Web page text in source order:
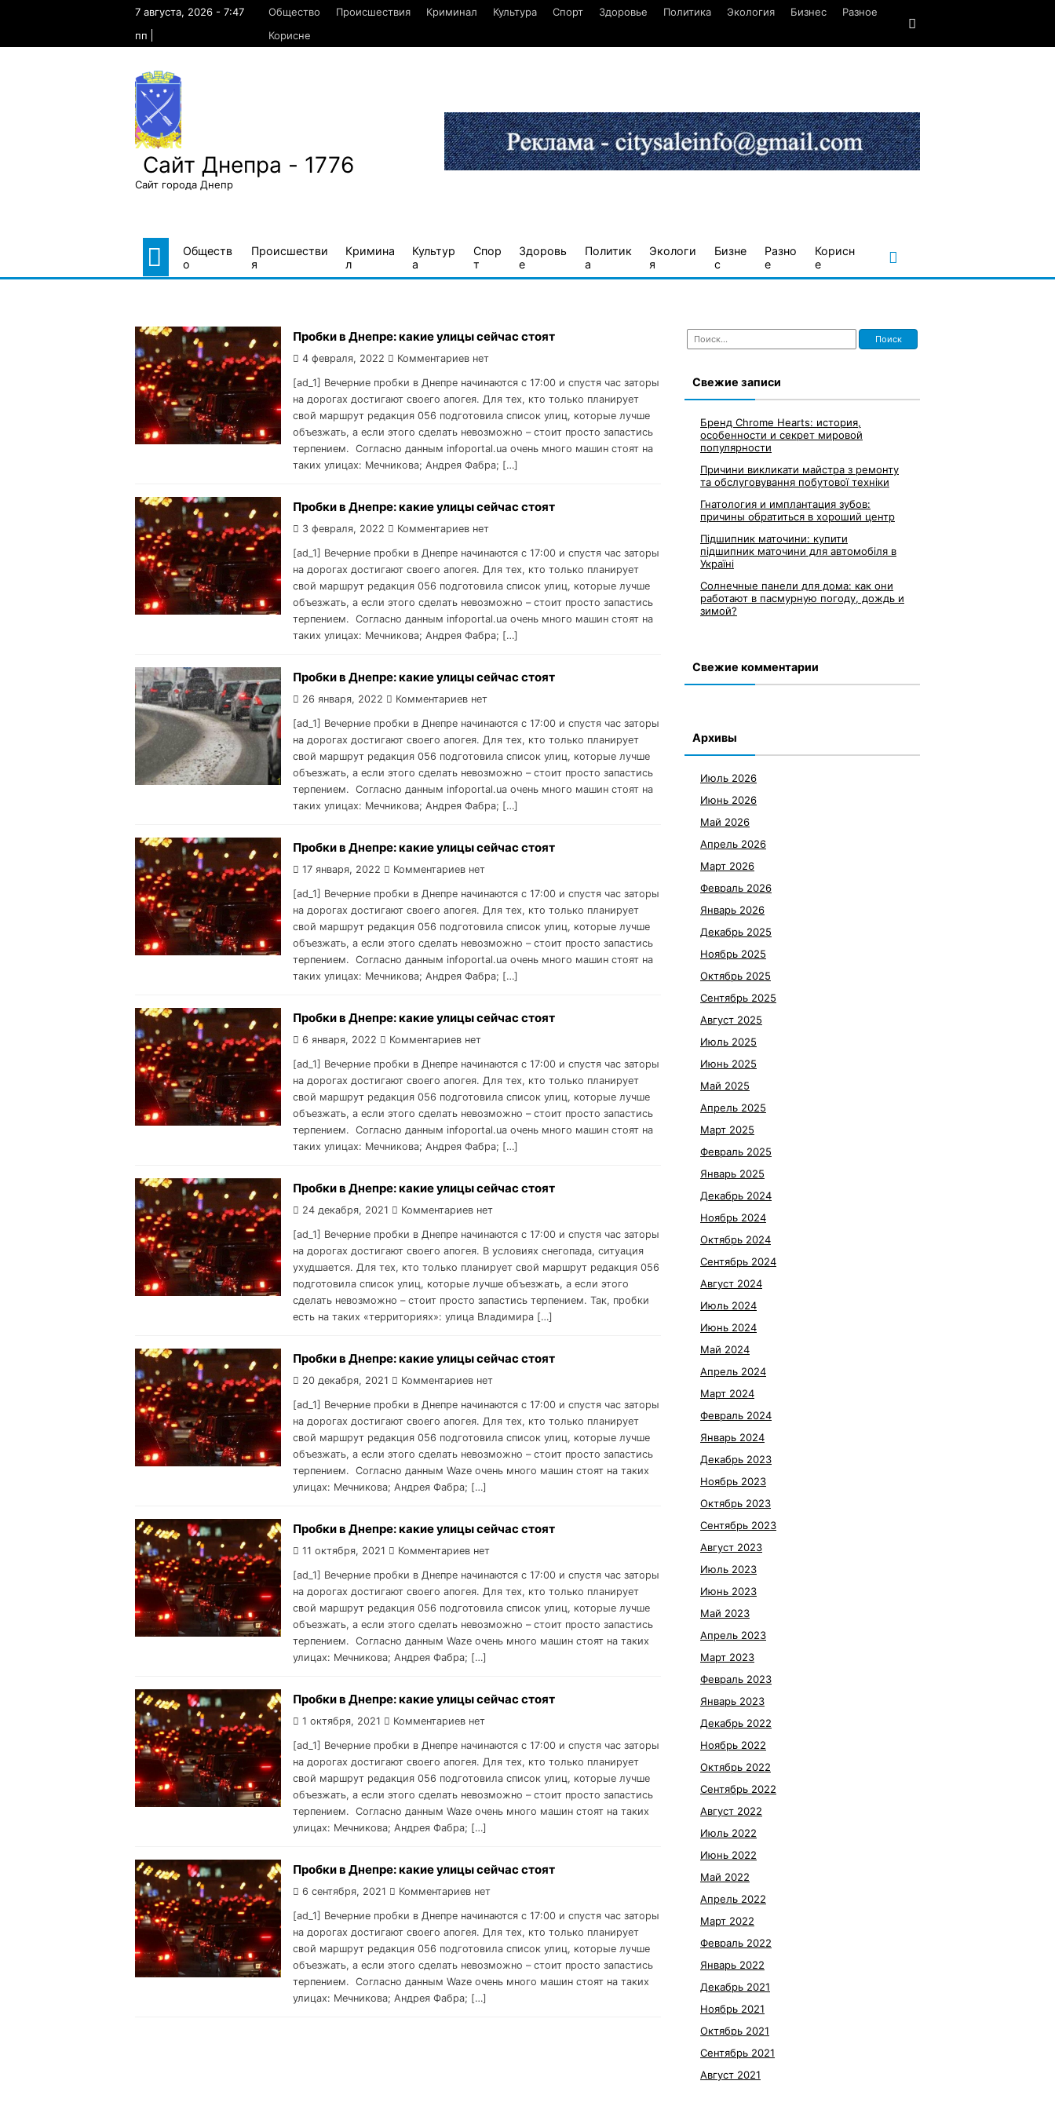
7 августа, 2026 - 7:47
пп
Общество Происшествия Криминал Культура Спорт Здоровье Политика Экология Бизнес
Разное
Корисне
Сайт Днепра - 1776
Сайт города Днепр
Обществ
о
Происшестви
я
Кримина
л
Культур
а
Спор
т
Здоровь
е
Политик
а
Экологи
я
Бизне
с
Разно
е
Корисн
е
Пробки в Днепре: какие улицы сейчас стоят
4 февраля, 2022 Комментариев нет
[ad_1] Вечерние пробки в Днепре начинаются с 17:00 и спустя час заторы
на дорогах достигают своего апогея. Для тех, кто только планирует
свой маршрут редакция 056 подготовила список улиц, которые лучше
объезжать, а если этого сделать невозможно – стоит просто запастись
терпением. Согласно данным infoportal.ua очень много машин стоят на
таких улицах: Мечникова; Андрея Фабра; […]
Пробки в Днепре: какие улицы сейчас стоят
3 февраля, 2022 Комментариев нет
[ad_1] Вечерние пробки в Днепре начинаются с 17:00 и спустя час заторы
на дорогах достигают своего апогея. Для тех, кто только планирует
свой маршрут редакция 056 подготовила список улиц, которые лучше
объезжать, а если этого сделать невозможно – стоит просто запастись
терпением. Согласно данным infoportal.ua очень много машин стоят на
таких улицах: Мечникова; Андрея Фабра; […]
Пробки в Днепре: какие улицы сейчас стоят
26 января, 2022 Комментариев нет
[ad_1] Вечерние пробки в Днепре начинаются с 17:00 и спустя час заторы
на дорогах достигают своего апогея. Для тех, кто только планирует
свой маршрут редакция 056 подготовила список улиц, которые лучше
объезжать, а если этого сделать невозможно – стоит просто запастись
терпением. Согласно данным infoportal.ua очень много машин стоят на
таких улицах: Мечникова; Андрея Фабра; […]
Пробки в Днепре: какие улицы сейчас стоят
17 января, 2022 Комментариев нет
[ad_1] Вечерние пробки в Днепре начинаются с 17:00 и спустя час заторы
на дорогах достигают своего апогея. Для тех, кто только планирует
свой маршрут редакция 056 подготовила список улиц, которые лучше
объезжать, а если этого сделать невозможно – стоит просто запастись
терпением. Согласно данным infoportal.ua очень много машин стоят на
таких улицах: Мечникова; Андрея Фабра; […]
Пробки в Днепре: какие улицы сейчас стоят
6 января, 2022 Комментариев нет
[ad_1] Вечерние пробки в Днепре начинаются с 17:00 и спустя час заторы
на дорогах достигают своего апогея. Для тех, кто только планирует
свой маршрут редакция 056 подготовила список улиц, которые лучше
объезжать, а если этого сделать невозможно – стоит просто запастись
терпением. Согласно данным infoportal.ua очень много машин стоят на
таких улицах: Мечникова; Андрея Фабра; […]
Пробки в Днепре: какие улицы сейчас стоят
24 декабря, 2021 Комментариев нет
[ad_1] Вечерние пробки в Днепре начинаются с 17:00 и спустя час заторы
на дорогах достигают своего апогея. В условиях снегопада, ситуация
ухудшается. Для тех, кто только планирует свой маршрут редакция 056
подготовила список улиц, которые лучше объезжать, а если этого
сделать невозможно – стоит просто запастись терпением. Так, пробки
есть на таких «территориях»: улица Владимира […]
Пробки в Днепре: какие улицы сейчас стоят
20 декабря, 2021 Комментариев нет
[ad_1] Вечерние пробки в Днепре начинаются с 17:00 и спустя час заторы
на дорогах достигают своего апогея. Для тех, кто только планирует
свой маршрут редакция 056 подготовила список улиц, которые лучше
объезжать, а если этого сделать невозможно – стоит просто запастись
терпением. Согласно данным Waze очень много машин стоят на таких
улицах: Мечникова; Андрея Фабра; […]
Пробки в Днепре: какие улицы сейчас стоят
11 октября, 2021 Комментариев нет
[ad_1] Вечерние пробки в Днепре начинаются с 17:00 и спустя час заторы
на дорогах достигают своего апогея. Для тех, кто только планирует
свой маршрут редакция 056 подготовила список улиц, которые лучше
объезжать, а если этого сделать невозможно – стоит просто запастись
терпением. Согласно данным Waze очень много машин стоят на таких
улицах: Мечникова; Андрея Фабра; […]
Пробки в Днепре: какие улицы сейчас стоят
1 октября, 2021 Комментариев нет
[ad_1] Вечерние пробки в Днепре начинаются с 17:00 и спустя час заторы
на дорогах достигают своего апогея. Для тех, кто только планирует
свой маршрут редакция 056 подготовила список улиц, которые лучше
объезжать, а если этого сделать невозможно – стоит просто запастись
терпением. Согласно данным Waze очень много машин стоят на таких
улицах: Мечникова; Андрея Фабра; […]
Пробки в Днепре: какие улицы сейчас стоят
6 сентября, 2021 Комментариев нет
[ad_1] Вечерние пробки в Днепре начинаются с 17:00 и спустя час заторы
на дорогах достигают своего апогея. Для тех, кто только планирует
свой маршрут редакция 056 подготовила список улиц, которые лучше
объезжать, а если этого сделать невозможно – стоит просто запастись
терпением. Согласно данным Waze очень много машин стоят на таких
улицах: Мечникова; Андрея Фабра; […]
Найти:
Свежие записи
Бренд Chrome Hearts: история,
особенности и секрет мировой
популярности
Причини викликати майстра з ремонту
та обслуговування побутової техніки
Гнатология и имплантация зубов:
причины обратиться в хороший центр
Підшипник маточини: купити
підшипник маточини для автомобіля в
Україні
Солнечные панели для дома: как они
работают в пасмурную погоду, дождь и
зимой?
Свежие комментарии
Архивы
Июль 2026
Июнь 2026
Май 2026
Апрель 2026
Март 2026
Февраль 2026
Январь 2026
Декабрь 2025
Ноябрь 2025
Октябрь 2025
Сентябрь 2025
Август 2025
Июль 2025
Июнь 2025
Май 2025
Апрель 2025
Март 2025
Февраль 2025
Январь 2025
Декабрь 2024
Ноябрь 2024
Октябрь 2024
Сентябрь 2024
Август 2024
Июль 2024
Июнь 2024
Май 2024
Апрель 2024
Март 2024
Февраль 2024
Январь 2024
Декабрь 2023
Ноябрь 2023
Октябрь 2023
Сентябрь 2023
Август 2023
Июль 2023
Июнь 2023
Май 2023
Апрель 2023
Март 2023
Февраль 2023
Январь 2023
Декабрь 2022
Ноябрь 2022
Октябрь 2022
Сентябрь 2022
Август 2022
Июль 2022
Июнь 2022
Май 2022
Апрель 2022
Март 2022
Февраль 2022
Январь 2022
Декабрь 2021
Ноябрь 2021
Октябрь 2021
Сентябрь 2021
Август 2021